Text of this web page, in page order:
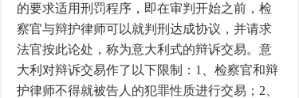
的要求适用刑罚程序，即在审判开始之前，检
察官与辩护律师可以就判刑达成协议，并请求
法官按此论处，称为意大利式的辩诉交易。意
大利对辩诉交易作了以下限制：1、检察官和辩
护律师不得就被告人的犯罪性质进行交易；2、